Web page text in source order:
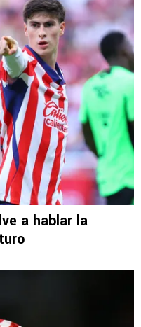
a hablar la